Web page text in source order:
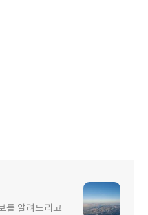
를 알려드리고